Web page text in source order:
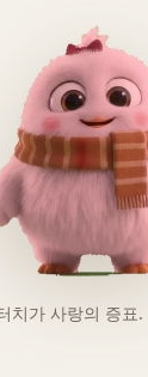
치가 사랑의 증